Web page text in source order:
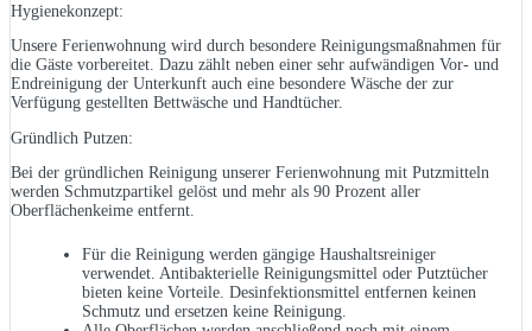
Hygienekonzept:
Unsere Ferienwohnung wird durch besondere Reinigungsmaßnahmen für
die Gäste vorbereitet. Dazu zählt neben einer sehr aufwändigen Vor- und
Endreinigung der Unterkunft auch eine besondere Wäsche der zur
Verfügung gestellten Bettwäsche und Handtücher.
Gründlich Putzen:
Bei der gründlichen Reinigung unserer Ferienwohnung mit Putzmitteln
werden Schmutzpartikel gelöst und mehr als 90 Prozent aller
Oberflächenkeime entfernt.
Für die Reinigung werden gängige Haushaltsreiniger
verwendet. Antibakterielle Reinigungsmittel oder Putztücher
bieten keine Vorteile. Desinfektionsmittel entfernen keinen
Schmutz und ersetzen keine Reinigung.